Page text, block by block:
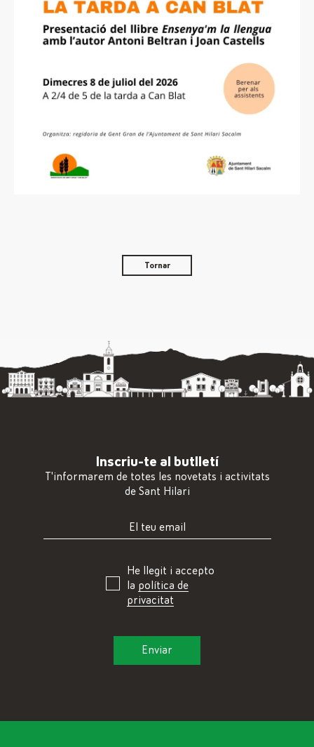
Tornar
Inscriu-te al butlletí
T'informarem de totes les novetats i activitats
de Sant Hilari
He llegit i accepto
la política de
privacitat